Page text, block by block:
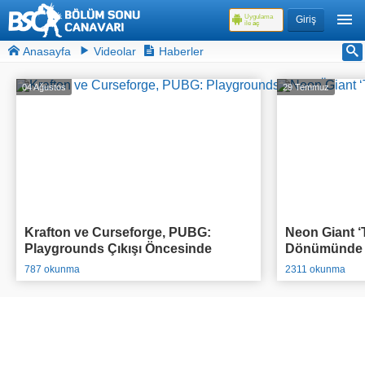
Giriş
Uygulama
ile aç
Anasayfa Videolar Haberler
04 Ağustos
Krafton ve Curseforge, PUBG:
Playgrounds Çıkışı Öncesinde
95.000$ Ödül Havuzlu Yarışmasını
Duyurdu
787 okunma
29 Temmuz
Neon Giant
Dönümünde
Açıkladı
2311 okunma